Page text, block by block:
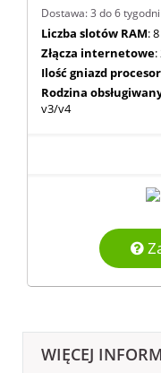
Dostawa: 3 do 6 tygodni
Liczba slotów RAM: 8
Złącza internetowe:
Ilość gniazd
Rodzina
v3/v4
WIĘCEJ